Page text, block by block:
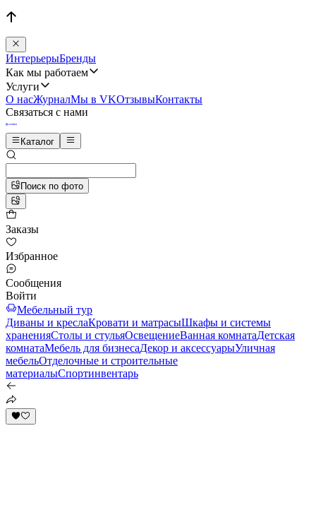
ИнтерьерыБренды
Как мы работаем
Услуги
О насЖурналМы в VKОтзывыКонтакты
Связаться с нами
Каталог
Поиск по фото
Заказы
Избранное
Сообщения
Войти
Мебельный тур
Диваны и креслаКровати и матрасыШкафы и системы
храненияСтолы и стульяОсвещениеВанная комнатаДетская
комнатаМебель для бизнесаДекор и аксессуарыУличная
мебельОтделочные и строительные
материалыСпортинвентарь